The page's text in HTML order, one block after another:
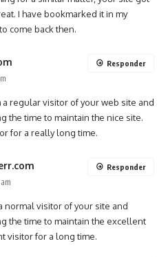
I have bookmarked it in my
come back then.
a regular visitor of your web site and
the time to maintain the nice site.
for a really long time.
Responder
normal visitor of your site and
the time to maintain the excellent
visitor for a long time.
Responder